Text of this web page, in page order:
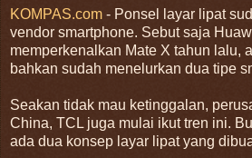
KOMPAS.com - Ponsel layar lipat
vendor smartphone. Sebut saja
memperkenalkan Mate X tahun lalu,
bahkan sudah menelurkan dua tipe
Seakan tidak mau ketinggalan,
China, TCL juga mulai ikut tren ini.
ada dua konsep layar lipat yang